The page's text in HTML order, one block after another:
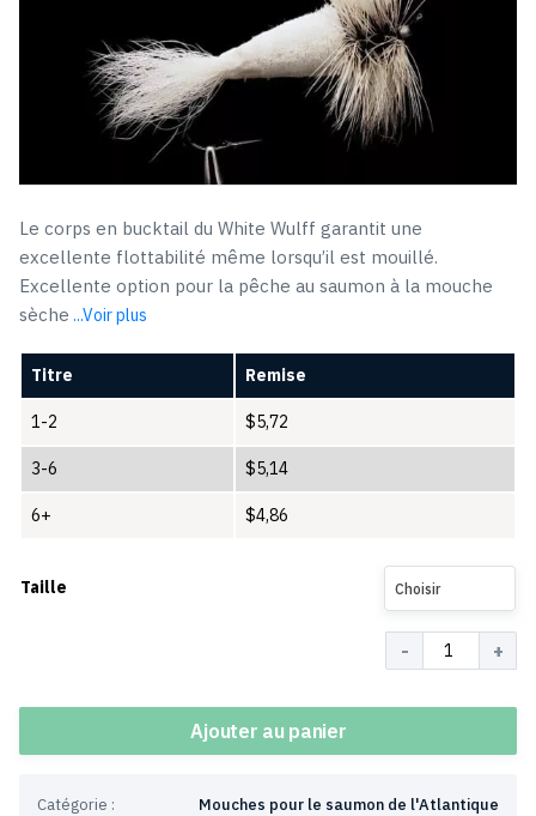
Le corps en bucktail du White Wulff garantit une
excellente flottabilité même lorsqu’il est mouillé.
Excellente option pour la pêche au saumon à la mouche
sèche ...Voir plus
Titre Remise
1-2 $5,72
3-6 $5,14
6+ $4,86
Taille Choisir
Ajouter au panier
Catégorie :
Mouches pour le saumon de l'Atlantique